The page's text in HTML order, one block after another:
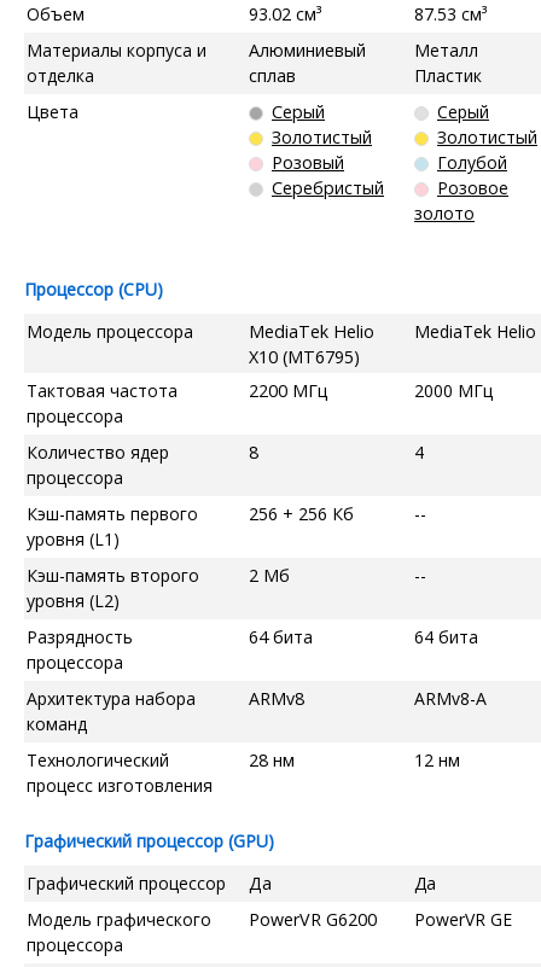
Объем
93.02 см³
87.53 см³
Материалы корпуса и
отделка
Алюминиевый
сплав
Металл
Пластик
Цвета
Серый
Золотистый
Розовый
Серебристый
Серый
Золотистый
Голубой
Розовое
золото
Процессор (CPU)
Модель процессора
MediaTek Helio
X10 (MT6795)
MediaTek Helio
Тактовая частота
процессора
2200 МГц 2000 МГц
Количество ядер
процессора
8 4
Кэш-память первого
уровня (L1)
256 + 256 Кб --
Кэш-память второго
уровня (L2)
2 Мб --
Разрядность
процессора
64 бита 64 бита
Архитектура набора
команд
ARMv8 ARMv8-A
Технологический
процесс изготовления
28 нм 12 нм
Графический процессор (GPU)
Графический процессор
Да
Да
Модель графического
процессора
PowerVR G6200 PowerVR GE